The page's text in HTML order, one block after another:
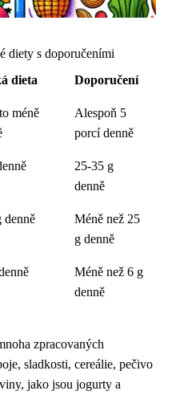
diety s doporučeními
dieta Doporučení
méně
Alespoň 5
porcí denně
25-35 g
denně
denně
Méně než 25
g denně
Méně než 6 g
denně
zpracovaných
sladkosti, cereálie, pečivo
jako jsou jogurty a